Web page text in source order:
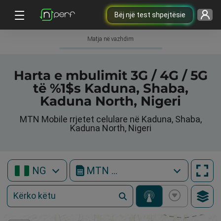
Bëj një test shpejtësie
Matja në vazhdim
Harta e mbulimit 3G / 4G / 5G
të %1$s Kaduna, Shaba,
Kaduna North, Nigeri
MTN Mobile rrjetet celulare në Kaduna, Shaba,
Kaduna North, Nigeri
NG MTN Mobile